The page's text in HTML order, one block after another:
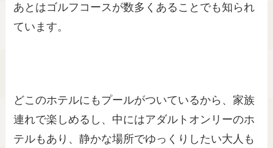
あとはゴルフコースが数多くあることでも知られ
ています。
どこのホテルにもプールがついているから、家族
連れで楽しめるし、中にはアダルトオンリーのホ
テルもあり、静かな場所でゆっくりしたい大人も